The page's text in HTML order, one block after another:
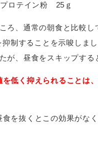
ロテイン粉 25ｇ
ろ、通常の朝食と比較
制することを示唆しま
、昼食をスキップする
低く抑えられることは
を抜くとこの効果がな